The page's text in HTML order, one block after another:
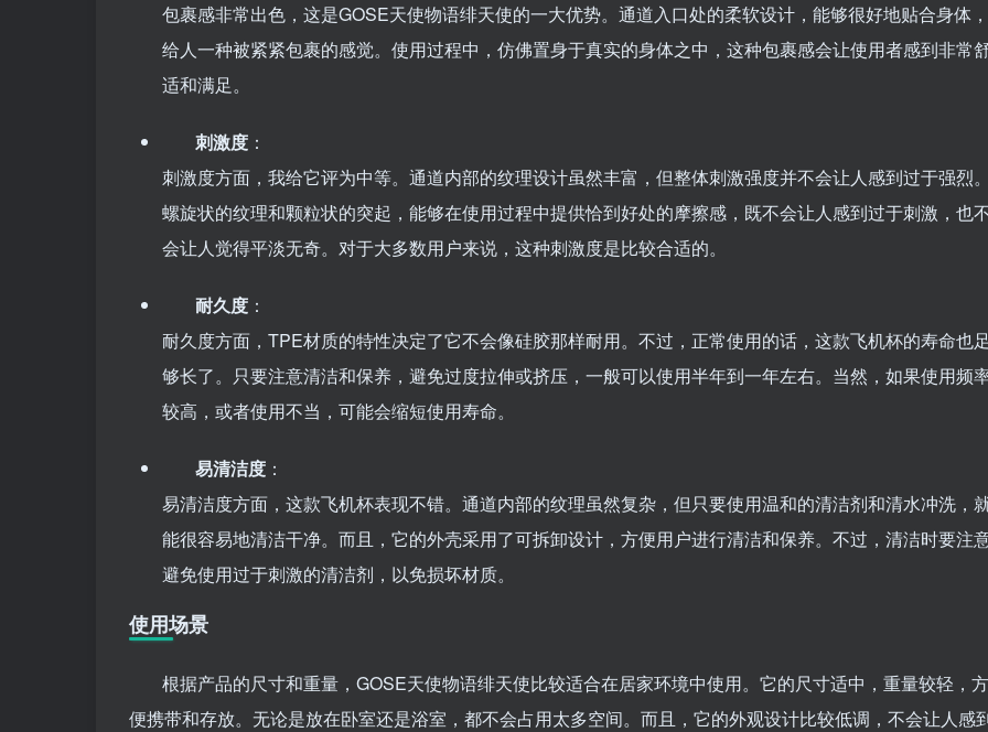
包裹感非常出色，这是GOSE天使物语绯天使的一大优势。通道入口处的柔软设计，能够很好地贴合身体，
给人一种被紧紧包裹的感觉。使用过程中，仿佛置身于真实的身体之中，这种包裹感会让使用者感到非常
适和满足。
刺激度 ：
刺激度方面，我给它评为中等。通道内部的纹理设计虽然丰富，但整体刺激强度并不会让人感到过于强烈
螺旋状的纹理和颗粒状的突起，能够在使用过程中提供恰到好处的摩擦感，既不会让人感到过于刺激，也
会让人觉得平淡无奇。对于大多数用户来说，这种刺激度是比较合适的。
耐久度 ：
耐久度方面，TPE材质的特性决定了它不会像硅胶那样耐用。不过，正常使用的话，这款飞机杯的寿命也
够长了。只要注意清洁和保养，避免过度拉伸或挤压，一般可以使用半年到一年左右。当然，如果使用频
较高，或者使用不当，可能会缩短使用寿命。
易清洁度 ：
易清洁度方面，这款飞机杯表现不错。通道内部的纹理虽然复杂，但只要使用温和的清洁剂和清水冲洗，
能很容易地清洁干净。而且，它的外壳采用了可拆卸设计，方便用户进行清洁和保养。不过，清洁时要注
避免使用过于刺激的清洁剂，以免损坏材质。
使用场景
根据产品的尺寸和重量，GOSE天使物语绯天使比较适合在居家环境中使用。它的尺寸适中，重量较轻，方
便携带和存放。无论是放在卧室还是浴室，都不会占用太多空间。而且，它的外观设计比较低调，不会让人感